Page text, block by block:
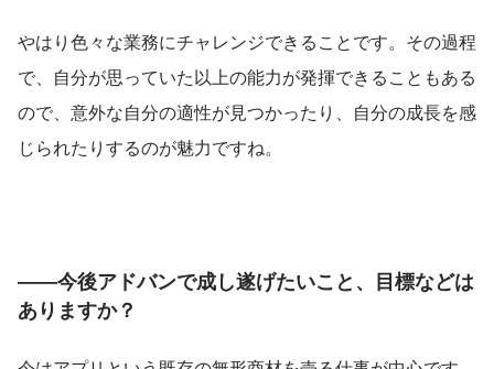
やはり色々な業務にチャレンジできることです。その過程
で、自分が思っていた以上の能力が発揮できることもある
ので、意外な自分の適性が見つかったり、自分の成長を感
じられたりするのが魅力ですね。
――今後アドバンで成し遂げたいこと、目標などは
ありますか？